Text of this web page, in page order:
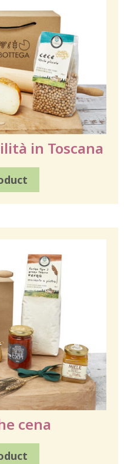
in Toscana
cena